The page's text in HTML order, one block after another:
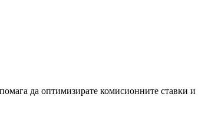
да оптимизирате комисионните ставки и